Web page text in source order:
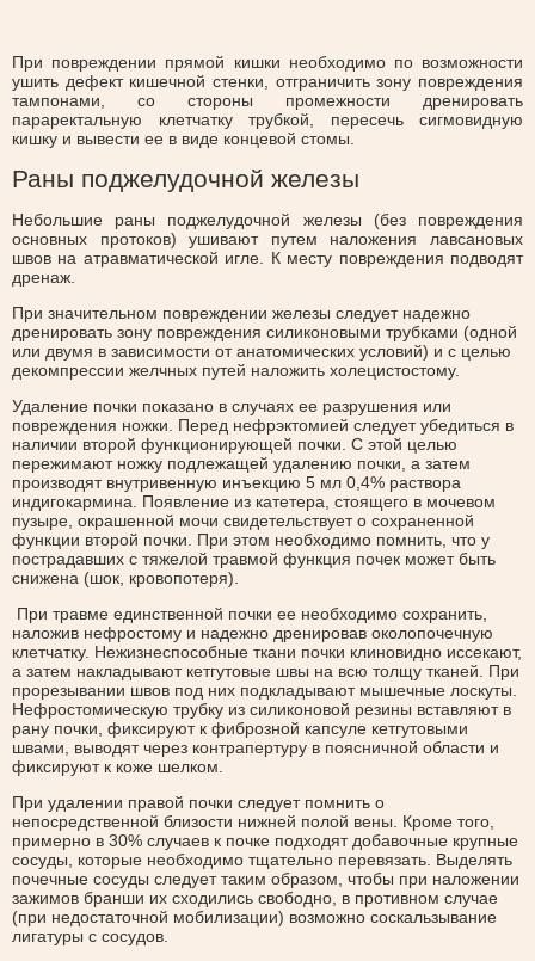
При повреждении прямой кишки необходимо по возможности
ушить дефект кишечной стенки, отграничить зону повреждения
тампонами, со стороны промежности дренировать
параректальную клетчатку трубкой, пересечь сигмовидную
кишку и вывести ее в виде концевой стомы.
Раны поджелудочной железы
Небольшие раны поджелудочной железы (без повреждения
основных протоков) ушивают путем наложения лавсановых
швов на атравматической игле. К месту повреждения подводят
дренаж.
При значительном повреждении железы следует надежно
дренировать зону повреждения силиконовыми трубками (одной
или двумя в зависимости от анатомических условий) и с целью
декомпрессии желчных путей наложить холецистостому.
Удаление почки показано в случаях ее разрушения или
повреждения ножки. Перед нефрэктомией следует убедиться в
наличии второй функционирующей почки. С этой целью
пережимают ножку подлежащей удалению почки, а затем
производят внутривенную инъекцию 5 мл 0,4% раствора
индигокармина. Появление из катетера, стоящего в мочевом
пузыре, окрашенной мочи свидетельствует о сохраненной
функции второй почки. При этом необходимо помнить, что у
пострадавших с тяжелой травмой функция почек может быть
снижена (шок, кровопотеря).
При травме единственной почки ее необходимо сохранить,
наложив нефростому и надежно дренировав околопочечную
клетчатку. Нежизнеспособные ткани почки клиновидно иссекают,
а затем накладывают кетгутовые швы на всю толщу тканей. При
прорезывании швов под них подкладывают мышечные лоскуты.
Нефростомическую трубку из силиконовой резины вставляют в
рану почки, фиксируют к фиброзной капсуле кетгутовыми
швами, выводят через контрапертуру в поясничной области и
фиксируют к коже шелком.
При удалении правой почки следует помнить о
непосредственной близости нижней полой вены. Кроме того,
примерно в 30% случаев к почке подходят добавочные крупные
сосуды, которые необходимо тщательно перевязать. Выделять
почечные сосуды следует таким образом, чтобы при наложении
зажимов бранши их сходились свободно, в противном случае
(при недостаточной мобилизации) возможно соскальзывание
лигатуры с сосудов.